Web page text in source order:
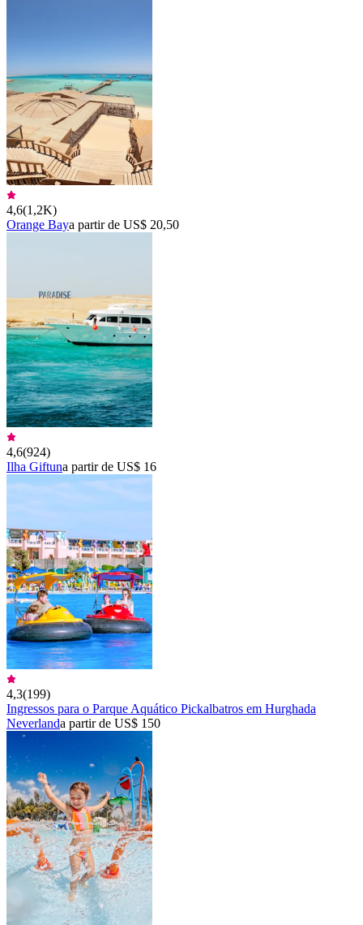
4,6(1,2K)
Orange Baya partir de US$ 20,50
4,6(924)
Ilha Giftuna partir de US$ 16
4,3(199)
Ingressos para o Parque Aquático Pickalbatros em Hurghada
Neverlanda partir de US$ 150